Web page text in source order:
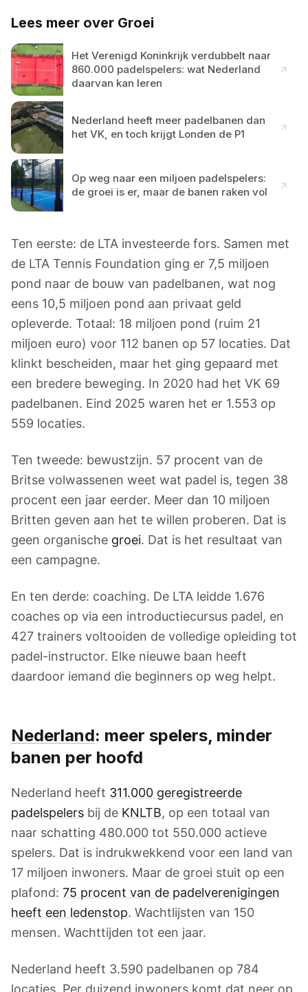
Lees meer over Groei
Het Verenigd Koninkrijk verdubbelt naar
860.000 padelspelers: wat Nederland
daarvan kan leren
Nederland heeft meer padelbanen dan
het VK, en toch krijgt Londen de P1
Op weg naar een miljoen padelspelers:
de groei is er, maar de banen raken vol
Ten eerste: de LTA investeerde fors. Samen met
de LTA Tennis Foundation ging er 7,5 miljoen
pond naar de bouw van padelbanen, wat nog
eens 10,5 miljoen pond aan privaat geld
opleverde. Totaal: 18 miljoen pond (ruim 21
miljoen euro) voor 112 banen op 57 locaties. Dat
klinkt bescheiden, maar het ging gepaard met
een bredere beweging. In 2020 had het VK 69
padelbanen. Eind 2025 waren het er 1.553 op
559 locaties.
Ten tweede: bewustzijn. 57 procent van de
Britse volwassenen weet wat padel is, tegen 38
procent een jaar eerder. Meer dan 10 miljoen
Britten geven aan het te willen proberen. Dat is
geen organische groei. Dat is het resultaat van
een campagne.
En ten derde: coaching. De LTA leidde 1.676
coaches op via een introductiecursus padel, en
427 trainers voltooiden de volledige opleiding tot
padel-instructor. Elke nieuwe baan heeft
daardoor iemand die beginners op weg helpt.
Nederland: meer spelers, minder
banen per hoofd
Nederland heeft 311.000 geregistreerde
padelspelers bij de KNLTB, op een totaal van
naar schatting 480.000 tot 550.000 actieve
spelers. Dat is indrukwekkend voor een land van
17 miljoen inwoners. Maar de groei stuit op een
plafond: 75 procent van de padelverenigingen
heeft een ledenstop. Wachtlijsten van 150
mensen. Wachttijden tot een jaar.
Nederland heeft 3.590 padelbanen op 784
locaties. Per duizend inwoners komt dat neer op